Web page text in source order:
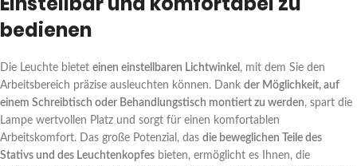
bedienen
Die Leuchte bietet einen einstellbaren Lichtwinkel , mit dem Sie den
Arbeitsbereich präzise ausleuchten können. Dank der Möglichkeit, auf
einem Schreibtisch oder Behandlungstisch montiert zu werden, spart die
Lampe wertvollen Platz und sorgt für einen komfortablen
Arbeitskomfort. Das große Potenzial, das die beweglichen Teile des
Stativs und des Leuchtenkopfes bieten, ermöglicht es Ihnen, die